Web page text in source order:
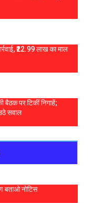
₹22.99 लाख का माल
बैठक पर टिकीं निगाहें;
सवाल
बताओ नोटिस